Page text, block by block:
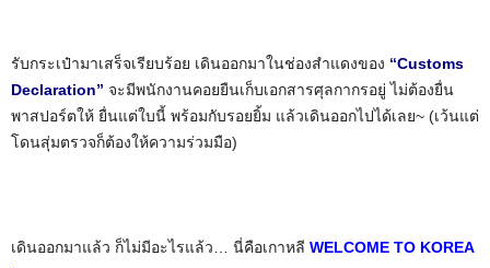
รับกระเป๋ามาเสร็จเรียบร้อย เดินออกมาในช่องสำแดงของ “Customs
Declaration” จะมีพนักงานคอยยืนเก็บเอกสารศุลกากรอยู่ ไม่ต้องยื่น
พาสปอร์ตให้ ยื่นแต่ใบนี้ พร้อมกับรอยยิ้ม แล้วเดินออกไปได้เลย~ (เว้นแต่
โดนสุ่มตรวจก็ต้องให้ความร่วมมือ)
เดินออกมาแล้ว ก็ไม่มีอะไรแล้ว… นี่คือเกาหลี WELCOME TO KOREA